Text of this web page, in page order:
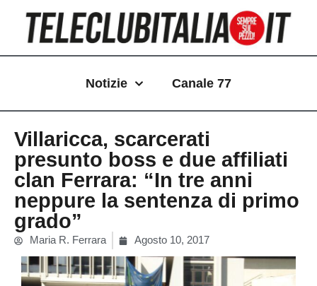
contenuto
Notizie Canale 77
Villaricca, scarcerati
presunto boss e due affiliati
clan Ferrara: “In tre anni
neppure la sentenza di primo
grado”
Maria R. Ferrara Agosto 10, 2017